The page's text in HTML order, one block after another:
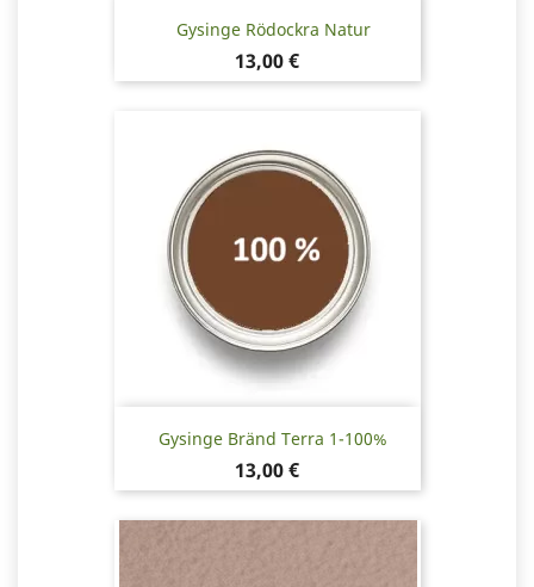
Gysinge Rödockra Natur
Pris
13,00 €
Gysinge Bränd Terra 1-100%
Pris
13,00 €